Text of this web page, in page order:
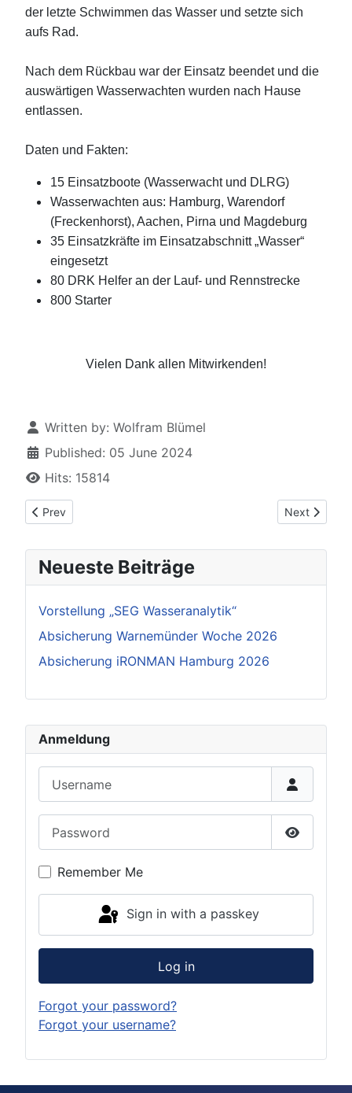
Anmeldung
Show
Remember Me
Sign in with a passkey
Log in
Forgot your password?
Forgot your username?
der letzte Schwimmen das Wasser und setzte sich
aufs Rad.
Nach dem Rückbau war der Einsatz beendet und die
auswärtigen Wasserwachten wurden nach Hause
entlassen.
Daten und Fakten:
15 Einsatzboote (Wasserwacht und DLRG)
Wasserwachten aus: Hamburg, Warendorf
(Freckenhorst), Aachen, Pirna und Magdeburg
35 Einsatzkräfte im Einsatzabschnitt „Wasser“
eingesetzt
80 DRK Helfer an der Lauf- und Rennstrecke
800 Starter
Vielen Dank allen Mitwirkenden!
Details
Written by: Wolfram Blümel
Published: 05 June 2024
Hits: 15814
Previous article: Absicherung iRONMAN Hamburg 2026
Prev Next article:
Next
Neueste Beiträge
Vorstellung „SEG Wasseranalytik“
Absicherung Warnemünder Woche 2026
Absicherung iRONMAN Hamburg 2026